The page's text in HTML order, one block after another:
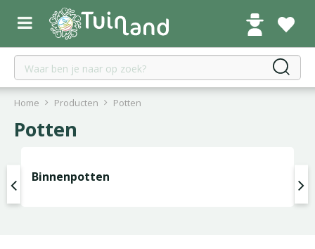
r
Home Producten Potten
Potten
Binnenpotten